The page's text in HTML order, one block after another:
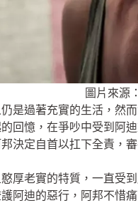
圖片來源
是過著充實的生活，然
回憶，在爭吵中受到阿
決定自首以扛下全責，
厚老實的特質，一直受
阿迪的惡行，阿邦不惜